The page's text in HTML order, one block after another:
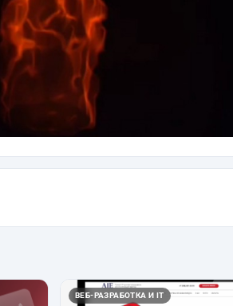
ВЕБ-РАЗРАБОТКА И IT